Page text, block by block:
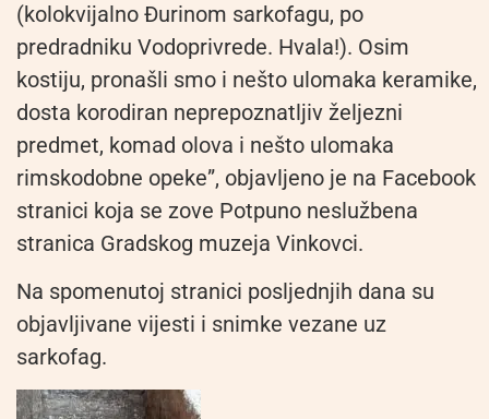
(kolokvijalno Đurinom sarkofagu, po
predradniku Vodoprivrede. Hvala!). Osim
kostiju, pronašli smo i nešto ulomaka keramike,
dosta korodiran neprepoznatljiv željezni
predmet, komad olova i nešto ulomaka
rimskodobne opeke”, objavljeno je na Facebook
stranici koja se zove Potpuno neslužbena
stranica Gradskog muzeja Vinkovci.
Na spomenutoj stranici posljednjih dana su
objavljivane vijesti i snimke vezane uz
sarkofag.